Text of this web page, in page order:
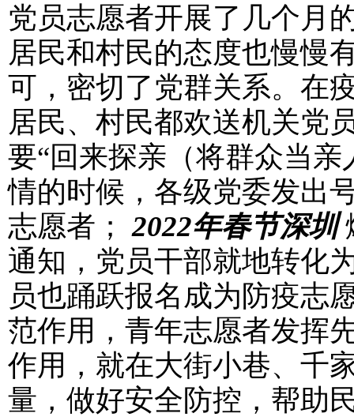
党员志愿者开展了几个月
居民和村民的态度也慢慢
可，密切了党群关系。在
居民、村民都欢送机关党
要“回来探亲（将群众当亲
情的时候，各级党委发出
志愿者；2022年春节深圳
通知，党员干部就地转化
员也踊跃报名成为防疫志
范作用，青年志愿者发挥
作用，就在大街小巷、千
量，做好安全防控，帮助